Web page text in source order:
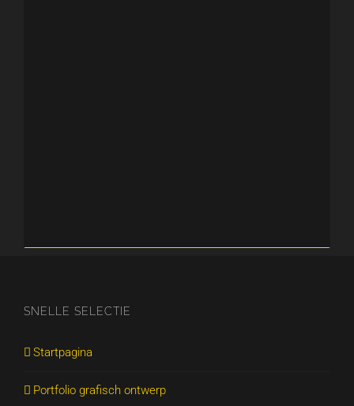
SNELLE SELECTIE
Startpagina
Portfolio grafisch ontwerp